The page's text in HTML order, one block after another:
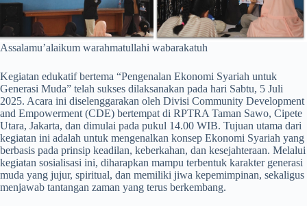
Assalamu’alaikum warahmatullahi wabarakatuh
Kegiatan edukatif bertema “Pengenalan Ekonomi Syariah untuk
Generasi Muda” telah sukses dilaksanakan pada hari Sabtu, 5 Juli
2025. Acara ini diselenggarakan oleh Divisi Community Development
and Empowerment (CDE) bertempat di RPTRA Taman Sawo, Cipete
Utara, Jakarta, dan dimulai pada pukul 14.00 WIB. Tujuan utama dari
kegiatan ini adalah untuk mengenalkan konsep Ekonomi Syariah yang
berbasis pada prinsip keadilan, keberkahan, dan kesejahteraan. Melalui
kegiatan sosialisasi ini, diharapkan mampu terbentuk karakter generasi
muda yang jujur, spiritual, dan memiliki jiwa kepemimpinan, sekaligus
menjawab tantangan zaman yang terus berkembang.